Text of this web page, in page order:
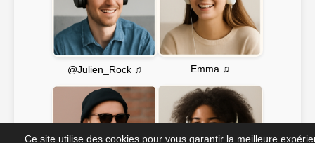
@Julien_Rock ♫ Emma ♫
Ce site utilise des cookies pour vous garantir la meilleure